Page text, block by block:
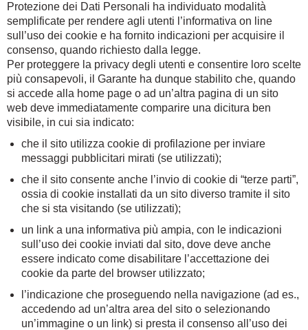
Protezione dei Dati Personali ha individuato modalità
semplificate per rendere agli utenti l’informativa on line
sull’uso dei cookie e ha fornito indicazioni per acquisire il
consenso, quando richiesto dalla legge.
Per proteggere la privacy degli utenti e consentire loro scelte
più consapevoli, il Garante ha dunque stabilito che, quando
si accede alla home page o ad un’altra pagina di un sito
web deve immediatamente comparire una dicitura ben
visibile, in cui sia indicato:
che il sito utilizza cookie di profilazione per inviare
messaggi pubblicitari mirati (se utilizzati);
che il sito consente anche l’invio di cookie di “terze parti”,
ossia di cookie installati da un sito diverso tramite il sito
che si sta visitando (se utilizzati);
un link a una informativa più ampia, con le indicazioni
sull’uso dei cookie inviati dal sito, dove deve anche
essere indicato come disabilitare l’accettazione dei
cookie da parte del browser utilizzato;
l’indicazione che proseguendo nella navigazione (ad es.,
accedendo ad un’altra area del sito o selezionando
un’immagine o un link) si presta il consenso all’uso dei